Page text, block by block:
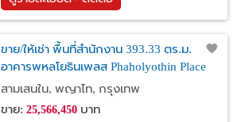
ขาย/ให้เช่า พื้นที่สำนักงาน 393.33 ตร.ม.
อาคารพหลโยธินเพลส Phaholyothin Place
ใกล้ BTS อารีย์
สามเสนใน, พญาไท, กรุงเทพ
ขาย: 25,566,450บาท